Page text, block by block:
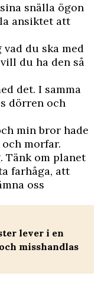
snälla ögon
ansiktet att
vad du ska med
du ha den så
det. I samma
dörren och
min bror hade
morfar.
Tänk om planet
farhåga, att
oss
lever i en
misshandlas